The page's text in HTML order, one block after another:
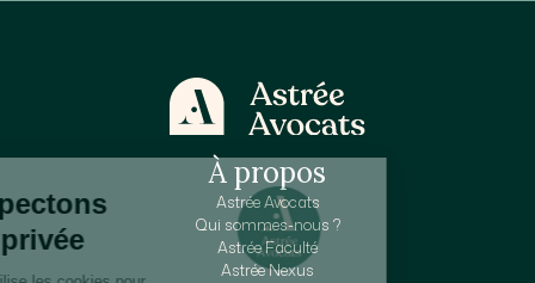
À propos
Astrée Avocats
Qui sommes-nous ?
Astrée Faculté
Astrée Nexus